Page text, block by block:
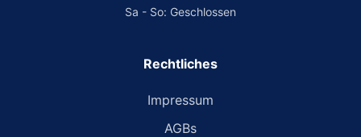
Sa - So: Geschlossen
Rechtliches
Impressum
AGBs